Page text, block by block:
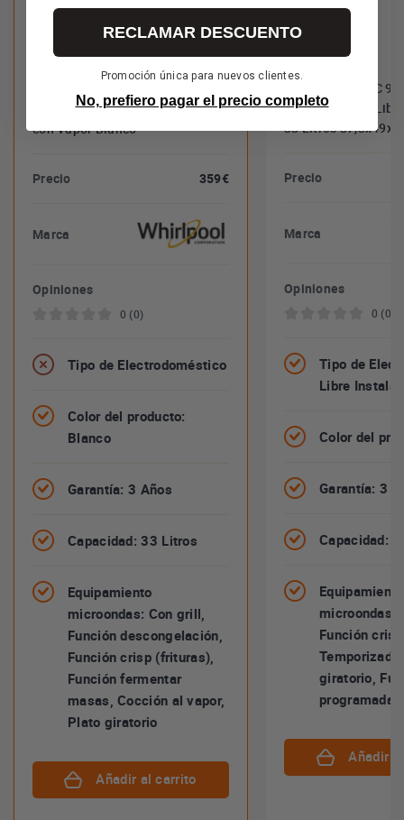
Microondas 33 Litros 6TH Sense
con Vapor Blanco
Precio 359€
Marca
Opiniones
0 (0)
Tipo de Electrodoméstico
Color del producto:
Blanco
Garantía: 3 Años
Capacidad: 33 Litros
Equipamiento
microondas: Con grill,
Función descongelación,
Función crisp (frituras),
Función fermentar
masas, Cocción al vapor,
Plato giratorio
Añadir al carrito
Whirlpool MWSC
Microondas de
33 Litros
Precio
Marca
Opiniones
0 (0)
Tipo de
Libre
Color del
Garantía: 3
Capacidad:
Equipamiento
microondas:
Función
giratorio,
programadas
Añadir
RECLAMAR DESCUENTO
Promoción única para nuevos clientes.
No, prefiero pagar el precio completo